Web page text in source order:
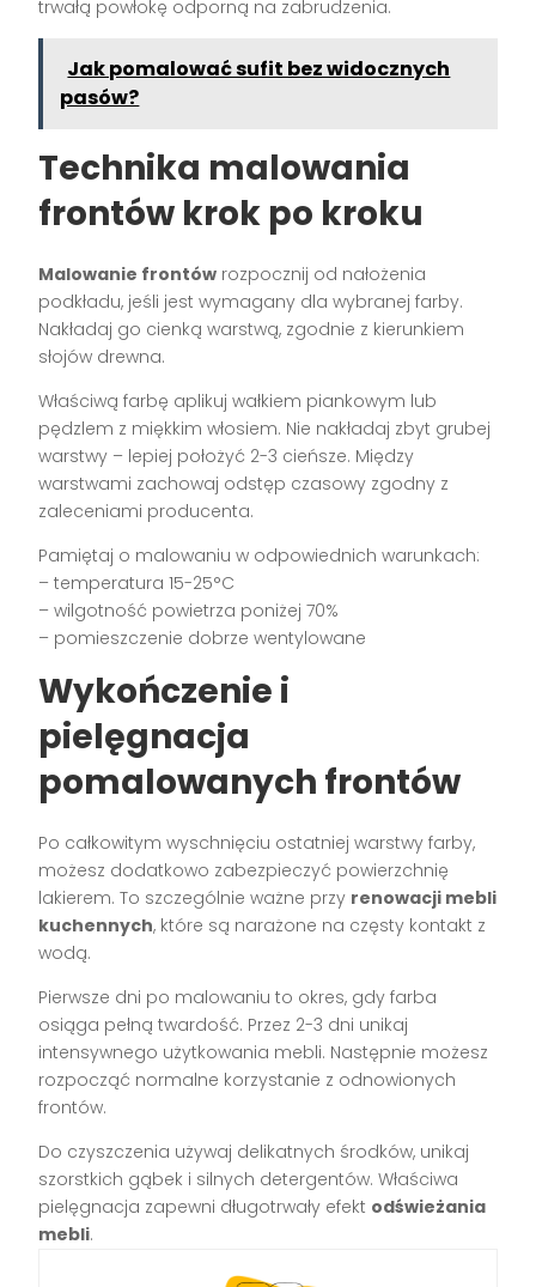
trwałą powłokę odporną na zabrudzenia.
Jak pomalować sufit bez widocznych
pasów?
Technika malowania
frontów krok po kroku
Malowanie frontów rozpocznij od nałożenia
podkładu, jeśli jest wymagany dla wybranej farby.
Nakładaj go cienką warstwą, zgodnie z kierunkiem
słojów drewna.
Właściwą farbę aplikuj wałkiem piankowym lub
pędzlem z miękkim włosiem. Nie nakładaj zbyt grubej
warstwy – lepiej położyć 2-3 cieńsze. Między
warstwami zachowaj odstęp czasowy zgodny z
zaleceniami producenta.
Pamiętaj o malowaniu w odpowiednich warunkach:
– temperatura 15-25°C
– wilgotność powietrza poniżej 70%
– pomieszczenie dobrze wentylowane
Wykończenie i
pielęgnacja
pomalowanych frontów
Po całkowitym wyschnięciu ostatniej warstwy farby,
możesz dodatkowo zabezpieczyć powierzchnię
lakierem. To szczególnie ważne przy renowacji mebli
kuchennych, które są narażone na częsty kontakt z
wodą.
Pierwsze dni po malowaniu to okres, gdy farba
osiąga pełną twardość. Przez 2-3 dni unikaj
intensywnego użytkowania mebli. Następnie możesz
rozpocząć normalne korzystanie z odnowionych
frontów.
Do czyszczenia używaj delikatnych środków, unikaj
szorstkich gąbek i silnych detergentów. Właściwa
pielęgnacja zapewni długotrwały efekt odświeżania
mebli.